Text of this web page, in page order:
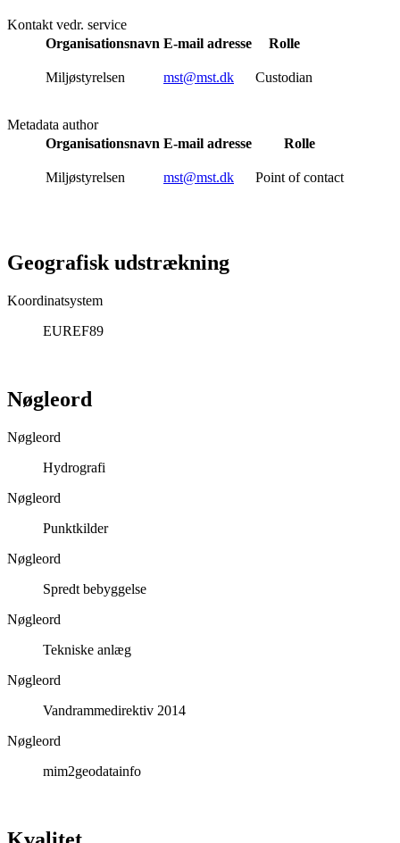
Kontakt vedr. service
Organisationsnavn E-mail adresse Rolle
Miljøstyrelsen mst@mst.dk Custodian
Metadata author
Organisationsnavn E-mail adresse Rolle
Miljøstyrelsen mst@mst.dk Point of contact
Geografisk udstrækning
Koordinatsystem
EUREF89
Nøgleord
Nøgleord
Hydrografi
Nøgleord
Punktkilder
Nøgleord
Spredt bebyggelse
Nøgleord
Tekniske anlæg
Nøgleord
Vandrammedirektiv 2014
Nøgleord
mim2geodatainfo